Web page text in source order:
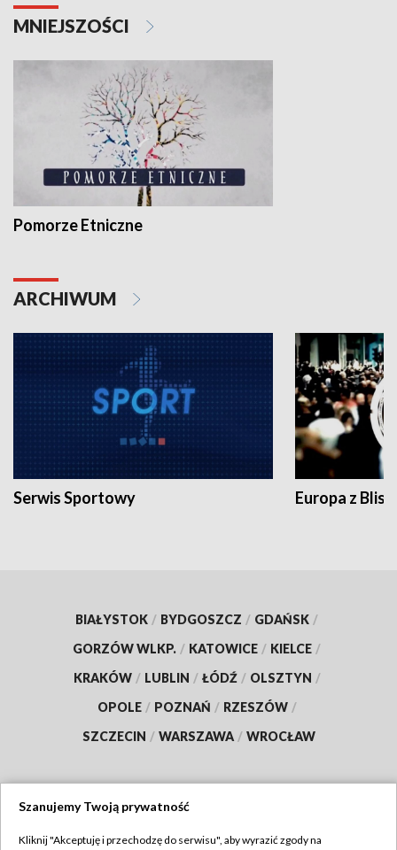
MNIEJSZOŚCI
Pomorze Etniczne
ARCHIWUM
Serwis Sportowy Europa z
BIAŁYSTOK / BYDGOSZCZ / GDAŃSK /
GORZÓW WLKP. / KATOWICE / KIELCE /
KRAKÓW / LUBLIN / ŁÓDŹ / OLSZTYN /
OPOLE / POZNAŃ / RZESZÓW /
SZCZECIN / WARSZAWA / WROCŁAW
Szanujemy Twoją prywatność
Kliknij "Akceptuję i przechodzę do serwisu", aby wyrazić zgody na